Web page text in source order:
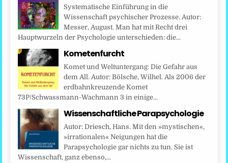
Systematische Einführung in die
Wissenschaft psychischer Prozesse. Autor:
Messer, August. Man hat mit Recht drei
Hauptwurzeln der Psychologie unterschieden: die...
Kometenfurcht
Komet und Weltuntergang: Die Gefahr aus
dem All. Autor: Bölsche, Wilhel. Als 2006 der
erdbahnkreuzende Komet
73P/Schwassmann-Wachmann 3 in einige...
Wissenschaftliche Parapsychologie
Autor: Driesch, Hans. Mit den »mystischen«,
»irrationalen« Neigungen hat die
Parapsychologie gar nichts zu tun. Sie ist
Wissenschaft, ganz ebenso,...